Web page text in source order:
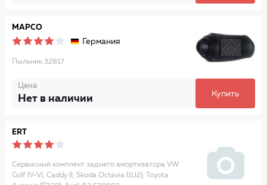
MAPCO
Германия
Пыльник 32817
Цена
Нет в наличии Купить
ERT
Сервисный комплект заднего амортизатора VW
Golf IV-VI, Caddy II, Skoda Octavia (1U2), Toyota